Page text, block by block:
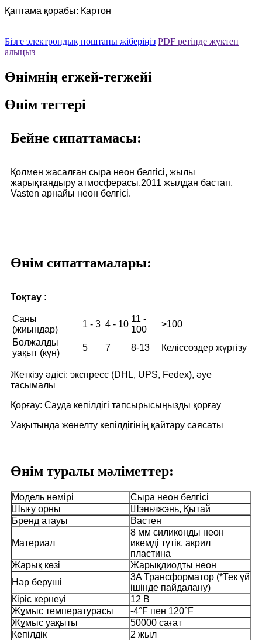
Қаптама қорабы: Картон
Бізге электрондық поштаны жіберіңіз PDF ретінде жүктеп
алыңыз
Өнімнің егжей-тегжейі
Өнім тегтері
Бейне сипаттамасы:
Қолмен жасалған сыра неон белгісі, жылы
жарықтандыру атмосферасы,2011 жылдан бастап,
Vasten арнайы неон белгісі.
Өнім сипаттамалары:
Тоқтау :
Саны
(жиындар)
1 - 3 4 - 10
11 -
100
>100
Болжалды
уақыт (күн)
5 7 8-13 Келіссөздер жүргізу
Жеткізу әдісі: экспресс (DHL, UPS, Fedex), әуе
тасымалы
Қорғау: Сауда кепілдігі тапсырысыңызды қорғау
Уақытында жөнелту кепілдігінің қайтару саясаты
Өнім туралы мәліметтер:
Модель нөмірі
Сыра неон белгісі
Шығу орны
Шэньчжэнь, Қытай
Бренд атауы
Вастен
Материал
8 мм силиконды неон
икемді түтік, акрил
пластина
Жарық көзі
Жарықдиодты неон
Нәр беруші
3A Трансформатор (*Тек үй
ішінде пайдалану)
Кіріс кернеуі
12 В
Жұмыс температурасы
-4°F пен 120°F
Жұмыс уақыты
50000 сағат
Кепілдік
2 жыл